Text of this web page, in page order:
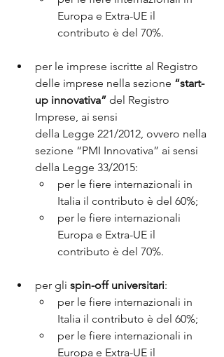
Europa e Extra-UE il
contributo è del 70%.
per le imprese iscritte al Registro
delle imprese nella sezione “start-
up innovativa” del Registro
Imprese, ai sensi
della Legge 221/2012, ovvero nella
sezione “PMI Innovativa” ai sensi
della Legge 33/2015:
per le fiere internazionali in
Italia il contributo è del 60%;
per le fiere internazionali
Europa e Extra-UE il
contributo è del 70%.
per gli spin-off universitari:
per le fiere internazionali in
Italia il contributo è del 60%;
per le fiere internazionali in
Europa e Extra-UE il